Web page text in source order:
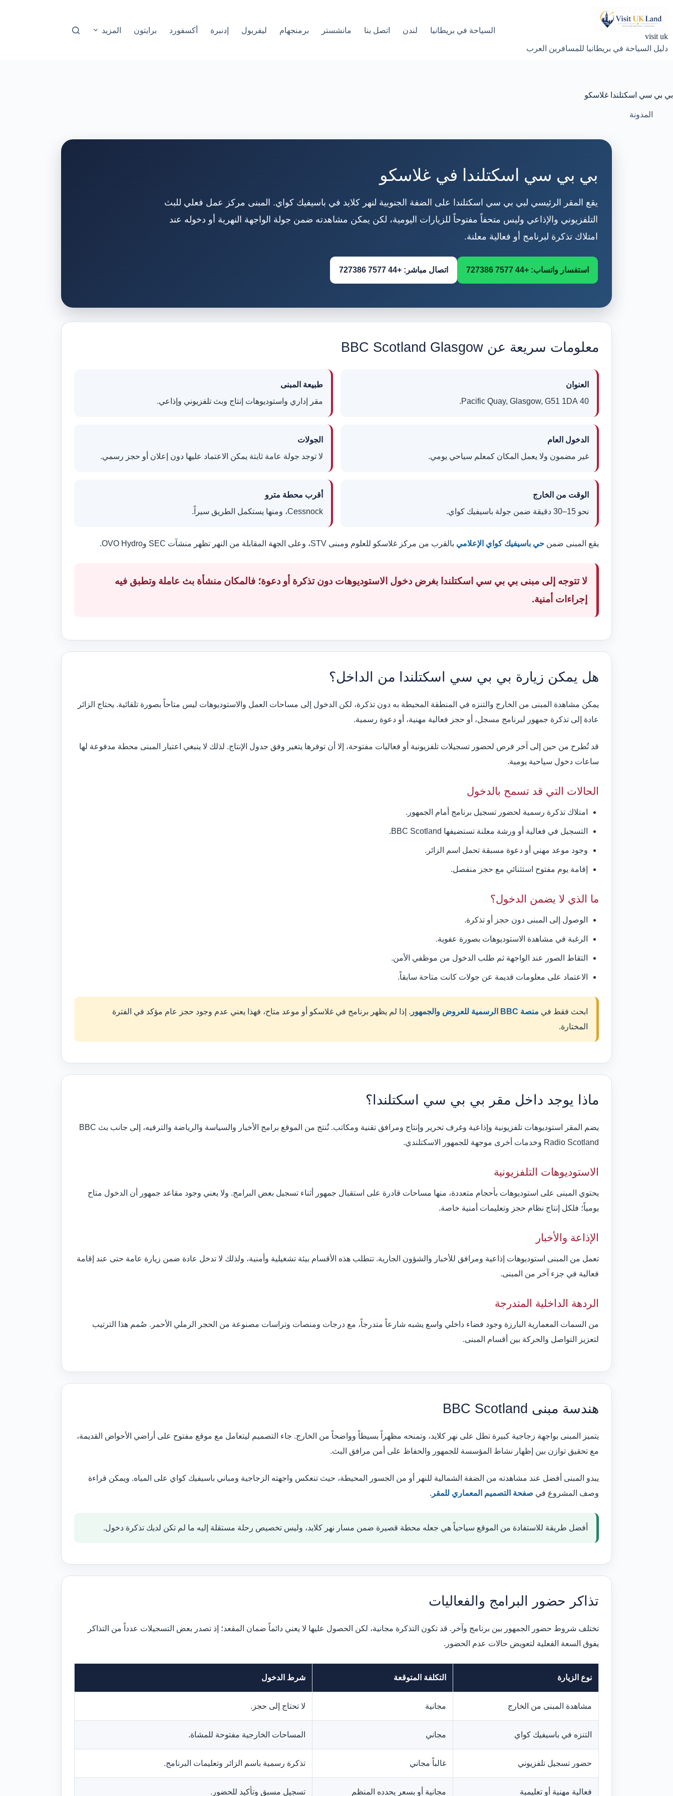
المحتوى
visit uk
دليل السياحة في بريطانيا للمسافرين العرب
السياحة في بريطانيا لندن اتصل بنا مانشستر برمنجهام ليفربول إدنبرة أكسفورد برايتون المزيد
بي بي سي اسكتلندا غلاسكو
المدونة
بي بي سي اسكتلندا في غلاسكو
يقع المقر الرئيسي لبي بي سي اسكتلندا على الضفة الجنوبية لنهر كلايد في باسيفيك كواي. المبنى مركز عمل فعلي للبث
التلفزيوني والإذاعي وليس متحفاً مفتوحاً للزيارات اليومية، لكن يمكن مشاهدته ضمن جولة الواجهة النهرية أو دخوله عند
امتلاك تذكرة لبرنامج أو فعالية معلنة.
استفسار واتساب: +44 7577 727386 اتصال مباشر: +44 7577 727386
معلومات سريعة عن BBC Scotland Glasgow
العنوان
40 Pacific Quay, Glasgow, G51 1DA.
طبيعة المبنى
مقر إداري واستوديوهات إنتاج وبث تلفزيوني وإذاعي.
الدخول العام
غير مضمون ولا يعمل المكان كمعلم سياحي يومي.
الجولات
لا توجد جولة عامة ثابتة يمكن الاعتماد عليها دون إعلان أو حجز رسمي.
الوقت من الخارج
نحو 15–30 دقيقة ضمن جولة باسيفيك كواي.
أقرب محطة مترو
Cessnock، ومنها يستكمل الطريق سيراً.
يقع المبنى ضمن حي باسيفيك كواي الإعلامي بالقرب من مركز غلاسكو للعلوم ومبنى STV، وعلى الجهة المقابلة من النهر تظهر منشآت SEC وOVO Hydro.
لا تتوجه إلى مبنى بي بي سي اسكتلندا بغرض دخول الاستوديوهات دون تذكرة أو دعوة؛ فالمكان منشأة بث عاملة وتطبق فيه
إجراءات أمنية.
هل يمكن زيارة بي بي سي اسكتلندا من الداخل؟
يمكن مشاهدة المبنى من الخارج والتنزه في المنطقة المحيطة به دون تذكرة، لكن الدخول إلى مساحات العمل والاستوديوهات ليس متاحاً بصورة تلقائية. يحتاج الزائر
عادة إلى تذكرة جمهور لبرنامج مسجل، أو حجز فعالية مهنية، أو دعوة رسمية.
قد تُطرح من حين إلى آخر فرص لحضور تسجيلات تلفزيونية أو فعاليات مفتوحة، إلا أن توفرها يتغير وفق جدول الإنتاج. لذلك لا ينبغي اعتبار المبنى محطة مدفوعة لها
ساعات دخول سياحية يومية.
الحالات التي قد تسمح بالدخول
امتلاك تذكرة رسمية لحضور تسجيل برنامج أمام الجمهور.
التسجيل في فعالية أو ورشة معلنة تستضيفها BBC Scotland.
وجود موعد مهني أو دعوة مسبقة تحمل اسم الزائر.
إقامة يوم مفتوح استثنائي مع حجز منفصل.
ما الذي لا يضمن الدخول؟
الوصول إلى المبنى دون حجز أو تذكرة.
الرغبة في مشاهدة الاستوديوهات بصورة عفوية.
التقاط الصور عند الواجهة ثم طلب الدخول من موظفي الأمن.
الاعتماد على معلومات قديمة عن جولات كانت متاحة سابقاً.
ابحث فقط في منصة BBC الرسمية للعروض والجمهور
. إذا لم يظهر برنامج في غلاسكو أو موعد متاح، فهذا يعني عدم وجود حجز عام مؤكد في الفترة
المختارة.
ماذا يوجد داخل مقر بي بي سي اسكتلندا؟
يضم المقر استوديوهات تلفزيونية وإذاعية وغرف تحرير وإنتاج ومرافق تقنية ومكاتب. تُنتج من الموقع برامج الأخبار والسياسة والرياضة والترفيه، إلى جانب بث BBC
Radio Scotland وخدمات أخرى موجهة للجمهور الاسكتلندي.
الاستوديوهات التلفزيونية
يحتوي المبنى على استوديوهات بأحجام متعددة، منها مساحات قادرة على استقبال جمهور أثناء تسجيل بعض البرامج. ولا يعني وجود مقاعد جمهور أن الدخول متاح
يومياً؛ فلكل إنتاج نظام حجز وتعليمات أمنية خاصة.
الإذاعة والأخبار
تعمل من المبنى استوديوهات إذاعية ومرافق للأخبار والشؤون الجارية. تتطلب هذه الأقسام بيئة تشغيلية وأمنية، ولذلك لا تدخل عادة ضمن زيارة عامة حتى عند إقامة
فعالية في جزء آخر من المبنى.
الردهة الداخلية المتدرجة
من السمات المعمارية البارزة وجود فضاء داخلي واسع يشبه شارعاً متدرجاً، مع درجات ومنصات وتراسات مصنوعة من الحجر الرملي الأحمر. صُمم هذا الترتيب
لتعزيز التواصل والحركة بين أقسام المبنى.
هندسة مبنى BBC Scotland
يتميز المبنى بواجهة زجاجية كبيرة تطل على نهر كلايد، وتمنحه مظهراً بسيطاً وواضحاً من الخارج. جاء التصميم ليتعامل مع موقع مفتوح على أراضي الأحواض القديمة،
مع تحقيق توازن بين إظهار نشاط المؤسسة للجمهور والحفاظ على أمن مرافق البث.
يبدو المبنى أفضل عند مشاهدته من الضفة الشمالية للنهر أو من الجسور المحيطة، حيث تنعكس واجهته الزجاجية ومباني باسيفيك كواي على المياه. ويمكن قراءة
وصف المشروع في صفحة التصميم المعماري للمقر .
أفضل طريقة للاستفادة من الموقع سياحياً هي جعله محطة قصيرة ضمن مسار نهر كلايد، وليس تخصيص رحلة مستقلة إليه ما لم تكن لديك تذكرة دخول.
تذاكر حضور البرامج والفعاليات
تختلف شروط حضور الجمهور بين برنامج وآخر. قد تكون التذكرة مجانية، لكن الحصول عليها لا يعني دائماً ضمان المقعد؛ إذ تصدر بعض التسجيلات عدداً من التذاكر
يفوق السعة الفعلية لتعويض حالات عدم الحضور.
نوع الزيارة التكلفة المتوقعة شرط الدخول
مشاهدة المبنى من الخارج مجانية لا تحتاج إلى حجز.
التنزه في باسيفيك كواي مجاني المساحات الخارجية مفتوحة للمشاة.
حضور تسجيل تلفزيوني غالباً مجاني تذكرة رسمية باسم الزائر وتعليمات البرنامج.
فعالية مهنية أو تعليمية مجانية أو بسعر يحدده المنظم تسجيل مسبق وتأكيد للحضور.